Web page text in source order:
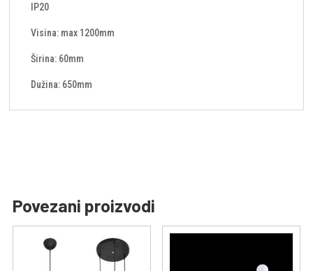
IP20
Visina: max 1200mm
Širina: 60mm
Dužina: 650mm
Povezani proizvodi